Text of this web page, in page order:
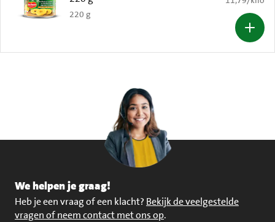
220 g
We helpen je graag!
Heb je een vraag of een klacht? Bekijk de veelgestelde
vragen of neem contact met ons op.